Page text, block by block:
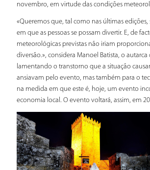
novembro, em virtude das condições
«Queremos que, tal como nas últimas
em que as pessoas se possam divertir. E, de
meteorológicas previstas não iriam
diversão.», considera Manoel Batista, o autarca
lamentando o transtorno que a situação
ansiavam pelo evento, mas também para o
na medida em que este é, hoje, um evento
economia local. O evento voltará, assim, em